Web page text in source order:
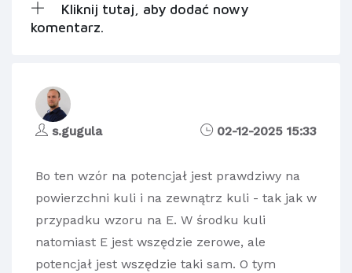
Kliknij tutaj, aby dodać nowy
komentarz.
s.gugula 02-12-2025 15:33
Bo ten wzór na potencjał jest prawdziwy na
powierzchni kuli i na zewnątrz kuli - tak jak w
przypadku wzoru na E. W środku kuli
natomiast E jest wszędzie zerowe, ale
potencjał jest wszędzie taki sam. O tym